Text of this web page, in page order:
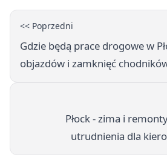
<< Poprzedni
Gdzie będą prace drogowe w
objazdów i zamknięć
Płock - zima i
utrudnienia dla